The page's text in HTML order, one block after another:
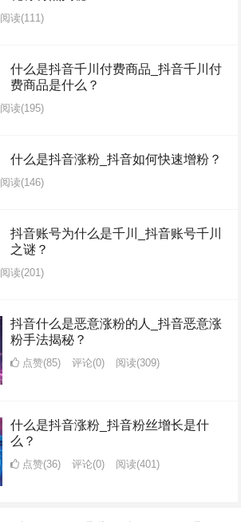
阅读(111)
什么是抖音千川付费商品_抖音千川付
费商品是什么？
阅读(195)
什么是抖音涨粉_抖音如何快速增粉？
阅读(146)
抖音账号为什么是千川_抖音账号千川
之谜？
阅读(201)
抖音什么是恶意涨粉的人_抖音恶意涨
粉手法揭秘？
点赞(85) 评论(0) 阅读(309)
什么是抖音涨粉_抖音粉丝增长是什
么？
点赞(36) 评论(0) 阅读(401)